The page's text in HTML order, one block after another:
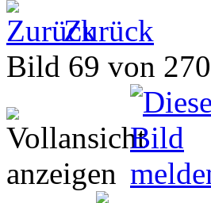
Zurück
Bild 69 von 270